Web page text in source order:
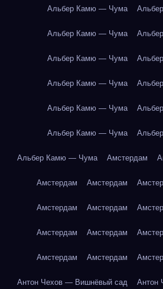
Альбер Камю — Чума
Альбер Камю — Чума
Альбер Камю — Чума
Альбер Камю — Чума
Альбер Камю — Чума
Альбер Камю — Чума
Альбер Камю — Чума Амстердам
Амстердам Амстердам
Амстердам Амстердам
Амстердам Амстердам
Амстердам Амстердам
Антон Чехов — Вишнёвый сад Антон